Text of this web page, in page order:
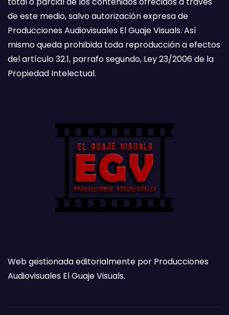
de este medio, salvo autorización expresa de
Producciones Audiovisuales El Guaje Visuals. Así
mismo queda prohibida toda reproducción a efectos
del artículo 32.1, parrafo segundo, Ley 23/2006 de la
Propiedad Intelectual.
Web gestionada editorialmente por Producciones
Audiovisuales El Guaje Visuals.